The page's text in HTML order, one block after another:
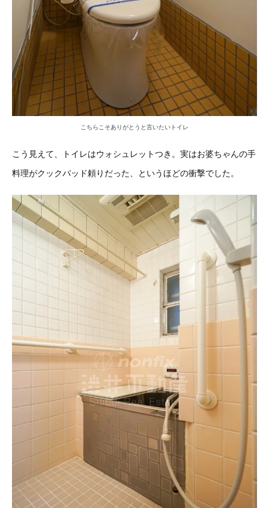
こちらこそありがとうと言いたいトイレ
こう見えて、トイレはウォシュレットつき。実はお婆ちゃんの手
料理がクックパッド頼りだった、というほどの衝撃でした。